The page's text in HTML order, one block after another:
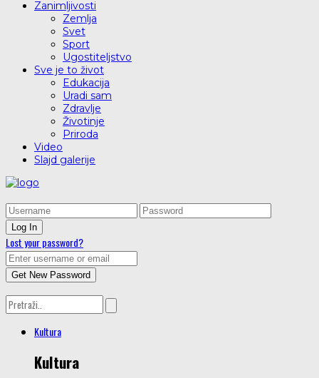
Zanimljivosti
Zemlja
Svet
Sport
Ugostiteljstvo
Sve je to život
Edukacija
Uradi sam
Zdravlje
Životinje
Priroda
Video
Slajd galerije
Lost your password?
Kultura
Kultura